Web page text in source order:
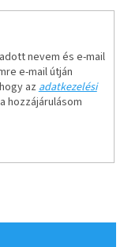
nevem és e-mail
e-mail útján
azadatkezelési
hozzájárulásom